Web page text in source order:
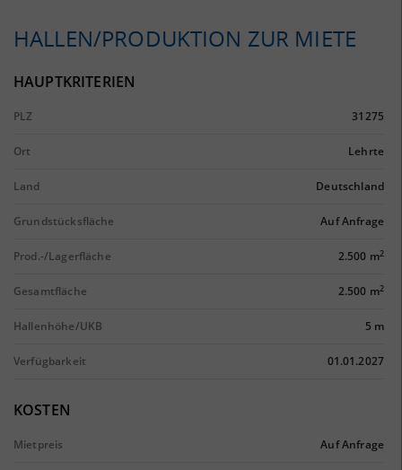
HALLEN/PRODUKTION ZUR MIETE
HAUPTKRITERIEN
PLZ 31275
Ort Lehrte
Land Deutschland
Grundstücksfläche Auf Anfrage
Prod.-/Lagerfläche 2.500 m2
Gesamtfläche 2.500 m2
Hallenhöhe/UKB 5 m
Verfügbarkeit 01.01.2027
KOSTEN
Mietpreis Auf Anfrage